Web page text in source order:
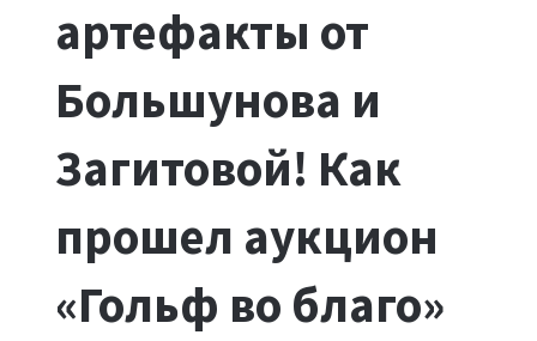
артефакты от
Большунова и
Загитовой! Как
прошел аукцион
«Гольф во благо»